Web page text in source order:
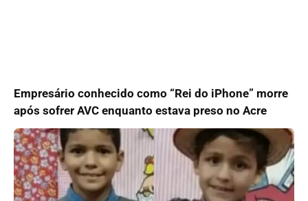
Empresário conhecido como “Rei do iPhone” morre
após sofrer AVC enquanto estava preso no Acre